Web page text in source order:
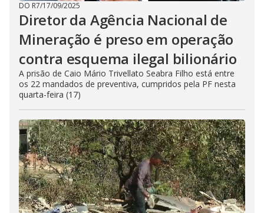
DO R7/17/09/2025
Diretor da Agência Nacional de
Mineração é preso em operação
contra esquema ilegal bilionário
A prisão de Caio Mário Trivellato Seabra Filho está entre
os 22 mandados de preventiva, cumpridos pela PF nesta
quarta-feira (17)